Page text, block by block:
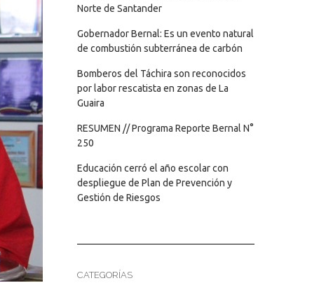
Norte de Santander
Gobernador Bernal: Es un evento natural
de combustión subterránea de carbón
Bomberos del Táchira son reconocidos
por labor rescatista en zonas de La
Guaira
RESUMEN // Programa Reporte Bernal N°
250
Educación cerró el año escolar con
despliegue de Plan de Prevención y
Gestión de Riesgos
CATEGORÍAS